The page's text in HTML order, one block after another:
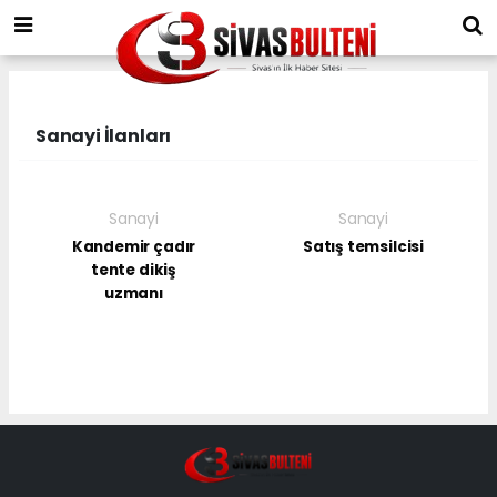
Sanayi İlanları
Sanayi
Kandemir çadır
tente dikiş
uzmanı
Sanayi
Satış temsilcisi